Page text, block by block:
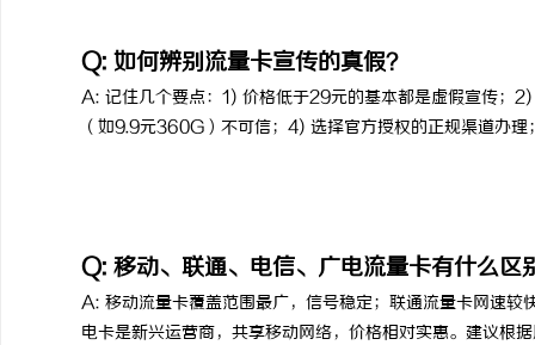
Q: 如何辨别流量卡宣传的真假？
A: 记住几个要点：1) 价格低于29元的基本都是虚假宣传；
（如9.9元360G）不可信；4) 选择官方授权的正规渠道办
Q: 移动、联通、电信、广电流量卡有什么区
A: 移动流量卡覆盖范围最广，信号稳定；联通流量卡网速较
电卡是新兴运营商，共享移动网络，价格相对实惠。建议根